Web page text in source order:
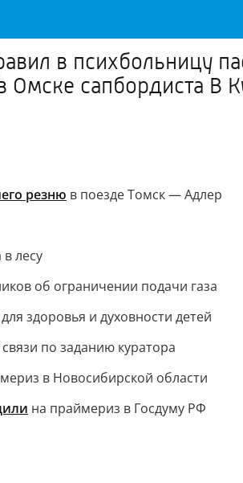
в психбольницу
сапбордиста В
резню в поезде Томск — Адлер
лесу
об ограничении подачи газа
для здоровья и духовности детей
по заданию куратора
в Новосибирской области
на праймериз в Госдуму РФ